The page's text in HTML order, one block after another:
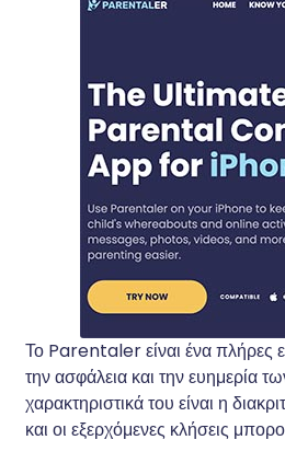
Το Parentaler είναι ένα πλήρες
την ασφάλεια και την
χαρακτηριστικά του είναι η
και οι εξερχόμενες κλήσεις